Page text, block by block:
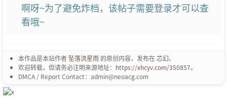
啊呀~为了避免炸档，该帖子需要登录才可以查
看哦~
本作品是本站作者 坠落流星雨 的原创内容，发布在芯幻。
欢迎转载，但请务必注明来源地址： https://xhcyv.com/350857。
DMCA / Report Contact：admin@neoacg.com